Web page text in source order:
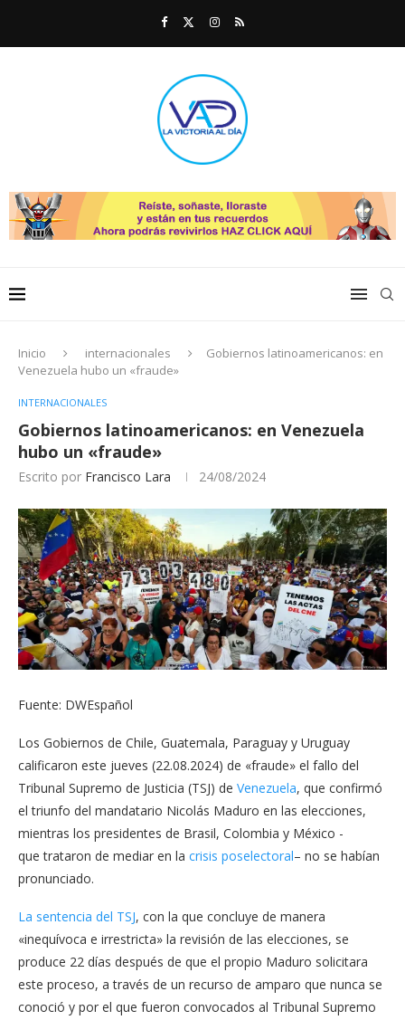
Inicio internacionales
Gobiernos latinoamericanos: en
Venezuela hubo un «fraude»
INTERNACIONALES
Gobiernos latinoamericanos: en Venezuela
hubo un «fraude»
Escrito por Francisco Lara 24/08/2024
Fuente: DWEspañol
Los Gobiernos de Chile, Guatemala, Paraguay y Uruguay
calificaron este jueves (22.08.2024) de «fraude» el fallo del
Tribunal Supremo de Justicia (TSJ) de Venezuela, que confirmó
el triunfo del mandatario Nicolás Maduro en las elecciones,
mientras los presidentes de Brasil, Colombia y México -
que trataron de mediar en la crisis poselectoral– no se habían
pronunciado.
La sentencia del TSJ, con la que concluye de manera
«inequívoca e irrestricta» la revisión de las elecciones, se
produce 22 días después de que el propio Maduro solicitara
este proceso, a través de un recurso de amparo que nunca se
conoció y por el que fueron convocados al Tribunal Supremo